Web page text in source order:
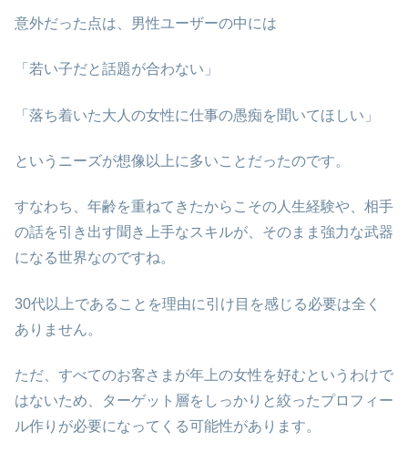
意外だった点は、男性ユーザーの中には
「若い子だと話題が合わない」
「落ち着いた大人の女性に仕事の愚痴を聞いてほしい」
というニーズが想像以上に多いことだったのです。
すなわち、年齢を重ねてきたからこその人生経験や、相手
の話を引き出す聞き上手なスキルが、そのまま強力な武器
になる世界なのですね。
30代以上であることを理由に引け目を感じる必要は全く
ありません。
ただ、すべてのお客さまが年上の女性を好むというわけで
はないため、ターゲット層をしっかりと絞ったプロフィー
ル作りが必要になってくる可能性があります。